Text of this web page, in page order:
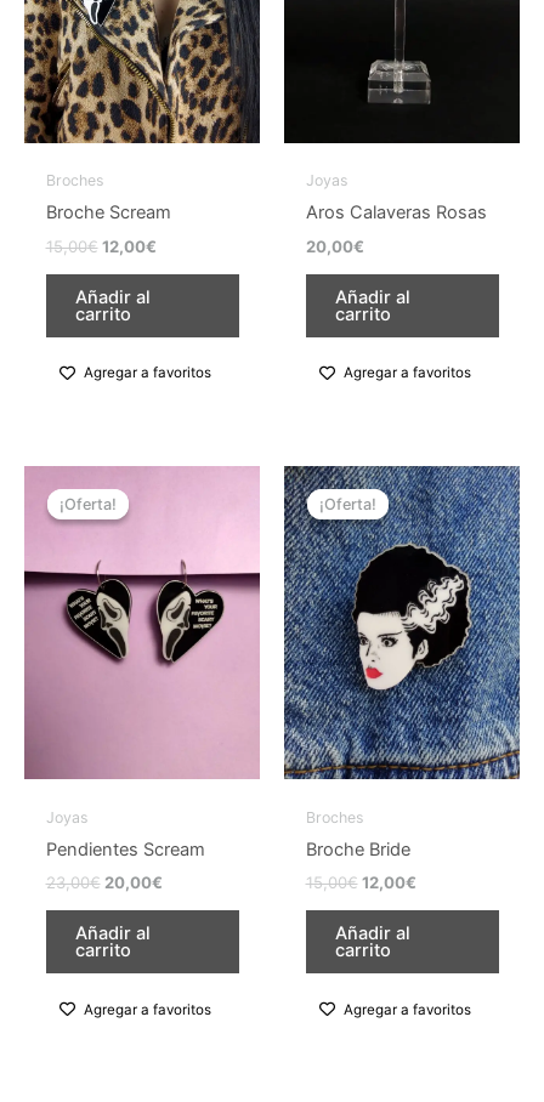
Broches
Broche Scream
15,00€ 12,00€
Añadir al
carrito
Agregar a favoritos
Joyas
Aros Calaveras Rosas
20,00€
Añadir al
carrito
página
de
producto
Agregar a favoritos
¡Oferta!
¡Oferta!
Joyas
Pendientes Scream
23,00€
precio
original
20,00€
20,00€.
Añadir al
carrito
producto
múltiples
variantes.
Las
opciones
página
de
producto
Agregar a favoritos
¡Oferta!
¡Oferta!
Broches
Broche Bride
15,00€
El
precio
original
era:
15,00€.
12,00€
El
precio
actual
es:
12,00€.
Añadir al
carrito
Agregar a favoritos